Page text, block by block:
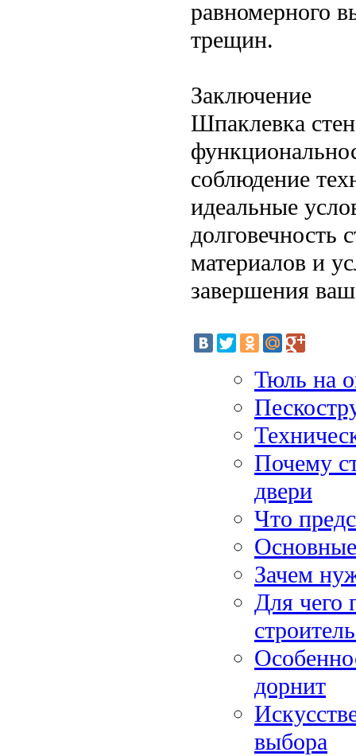
равномерного
трещин.
Заключение
Шпаклевка
соблюдение
идеальные
долговечность
материалов и
завершения
Тюль на
Почему
двери
Что
Зачем
Для чего
дорнит
выбора